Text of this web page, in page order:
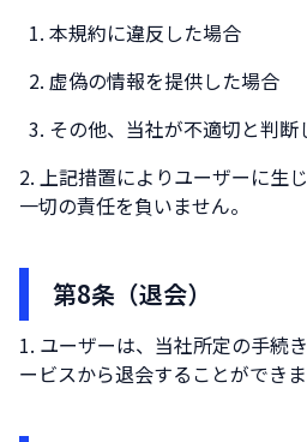
本規約に違反した場合
虚偽の情報を提供した場合
その他、当社が不適切と判断
上記措置によりユーザーに生
一切の責任を負いません。
第8条（退会）
ユーザーは、当社所定の手続
ービスから退会することができま